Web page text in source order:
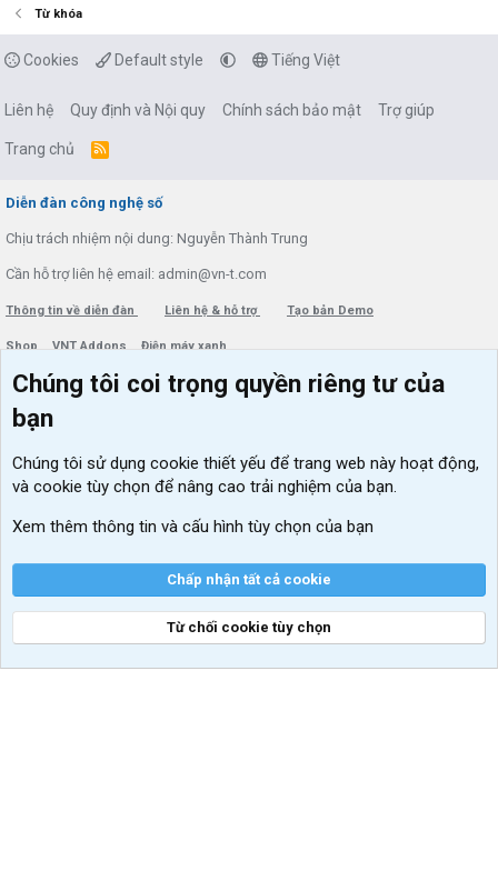
Từ khóa
Cookies Default style Tiếng Việt
Liên hệ Quy định và Nội quy Chính sách bảo mật Trợ giúp
Trang chủ
R
Diễn đàn công nghệ số
Chịu trách nhiệm nội dung: Nguyễn Thành Trung
Cần hỗ trợ liên hệ email: admin@vn-t.com
Thông tin về diễn đàn Liên hệ & hỗ trợ Tạo bản Demo
Shop VNT Addons Điện máy xanh
Menu thành viên
Đăng nhập
Diễn đàn
Kích hoạt Windows/ Office miễn phí
VIP add-ons Xenforo
Khuyến mãi và tài trợ
Chúng tôi coi trọng quyền riêng tư của
bạn
Chúng tôi sử dụng cookie thiết yếu để trang web này hoạt động,
và cookie tùy chọn để nâng cao trải nghiệm của bạn.
Xem thêm thông tin và cấu hình tùy chọn của bạn
Chấp nhận tất cả cookie
Từ chối cookie tùy chọn